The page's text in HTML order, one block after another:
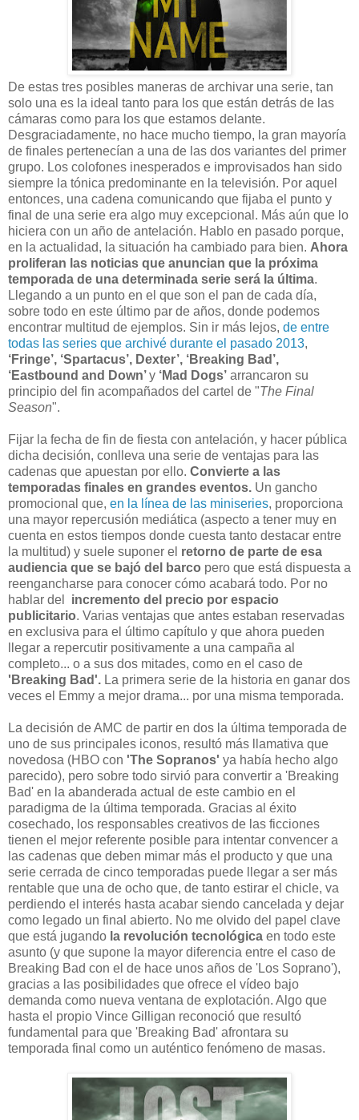
De estas tres posibles maneras de archivar una serie, tan
solo una es la ideal tanto para los que están detrás de las
cámaras como para los que estamos delante.
Desgraciadamente, no hace mucho tiempo, la gran mayoría
de finales pertenecían a una de las dos variantes del primer
grupo. Los colofones inesperados e improvisados han sido
siempre la tónica predominante en la televisión. Por aquel
entonces, una cadena comunicando que fijaba el punto y
final de una serie era algo muy excepcional. Más aún que lo
hiciera con un año de antelación. Hablo en pasado porque,
en la actualidad, la situación ha cambiado para bien. Ahora
proliferan las noticias que anuncian que la próxima
temporada de una determinada serie será la última.
Llegando a un punto en el que son el pan de cada día,
sobre todo en este último par de años, donde podemos
encontrar multitud de ejemplos. Sin ir más lejos, de entre
todas las series que archivé durante el pasado 2013,
‘Fringe’, ‘Spartacus’, Dexter’, ‘Breaking Bad’,
‘Eastbound and Down’y ‘Mad Dogs’ arrancaron su
principio del fin acompañados del cartel de "The Final
Season".
Fijar la fecha de fin de fiesta con antelación, y hacer pública
dicha decisión, conlleva una serie de ventajas para las
cadenas que apuestan por ello. Convierte a las
temporadas finales en grandes eventos. Un gancho
promocional que, en la línea de las miniseries, proporciona
una mayor repercusión mediática (aspecto a tener muy en
cuenta en estos tiempos donde cuesta tanto destacar entre
la multitud) y suele suponer el retorno de parte de esa
audiencia que se bajó del barco pero que está dispuesta a
reengancharse para conocer cómo acabará todo. Por no
hablar del incremento del precio por espacio
publicitario. Varias ventajas que antes estaban reservadas
en exclusiva para el último capítulo y que ahora pueden
llegar a repercutir positivamente a una campaña al
completo... o a sus dos mitades, como en el caso de
'Breaking Bad'. La primera serie de la historia en ganar dos
veces el Emmy a mejor drama... por una misma temporada.
La decisión de AMC de partir en dos la última temporada de
uno de sus principales iconos, resultó más llamativa que
novedosa (HBO con 'The Sopranos' ya había hecho algo
parecido), pero sobre todo sirvió para convertir a 'Breaking
Bad' en la abanderada actual de este cambio en el
paradigma de la última temporada. Gracias al éxito
cosechado, los responsables creativos de las ficciones
tienen el mejor referente posible para intentar convencer a
las cadenas que deben mimar más el producto y que una
serie cerrada de cinco temporadas puede llegar a ser más
rentable que una de ocho que, de tanto estirar el chicle, va
perdiendo el interés hasta acabar siendo cancelada y dejar
como legado un final abierto. No me olvido del papel clave
que está jugando la revolución tecnológica en todo este
asunto (y que supone la mayor diferencia entre el caso de
Breaking Bad con el de hace unos años de 'Los Soprano'),
gracias a las posibilidades que ofrece el vídeo bajo
demanda como nueva ventana de explotación. Algo que
hasta el propio Vince Gilligan reconoció que resultó
fundamental para que 'Breaking Bad' afrontara su
temporada final como un auténtico fenómeno de masas.